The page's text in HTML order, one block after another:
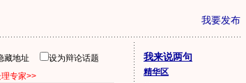
我要发布
藏地址
设为辩论话题
专家>>
我来说两句
精华区